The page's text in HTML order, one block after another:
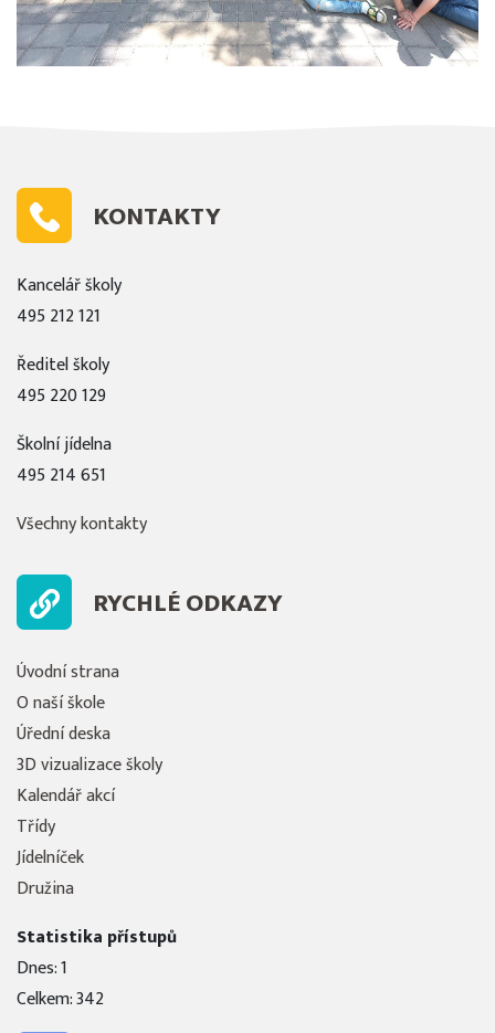
KONTAKTY
Kancelář školy
495 212 121
Ředitel školy
495 220 129
Školní jídelna
495 214 651
Všechny kontakty
RYCHLÉ ODKAZY
Úvodní strana
O naší škole
Úřední deska
3D vizualizace školy
Kalendář akcí
Třídy
Jídelníček
Družina
Statistika přístupů
Dnes: 1
Celkem: 342